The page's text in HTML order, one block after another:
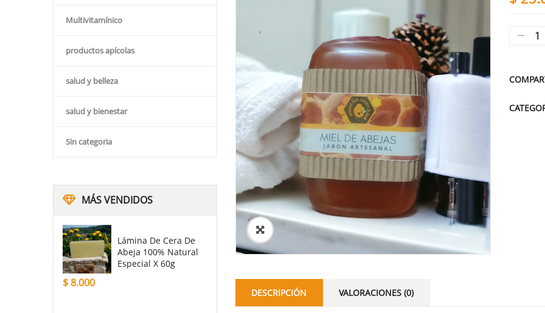
Multivitamínico
productos apícolas
salud y belleza
salud y bienestar
Sin categoria
MÁS VENDIDOS
Lámina De Cera De
Abeja 100% Natural
Especial X 60g
$8.000
DESCRIPCIÓN VALORACIONES (0)